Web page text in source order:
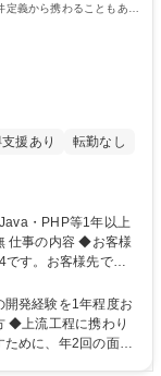
義から携わることもあり
援あり
転勤なし
です。お客様先での
構築等で要件定義か
ジの 役割を果
まずは、自 社内開発
きます。 【エンドユ
発経験を1年程度お
◆上流工程に携わり
めに、年2回の面談